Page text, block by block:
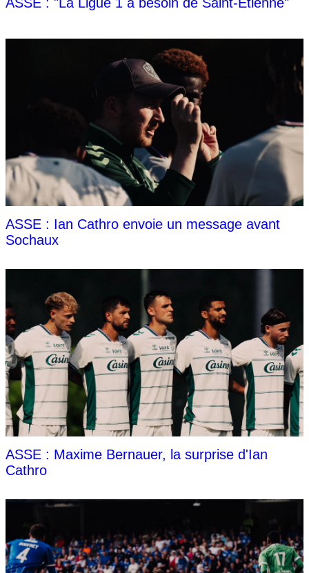
ASSE : Ian Cathro envoie un message avant
Sochaux
ASSE : Maxime Bernauer, la surprise d'Ian
Cathro